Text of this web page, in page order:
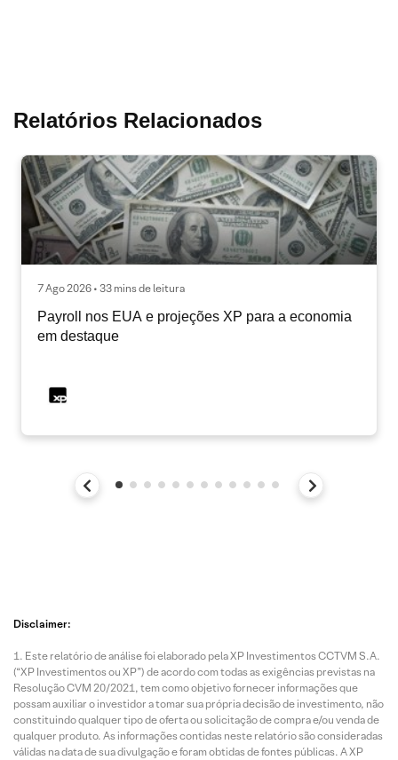
Relatórios Relacionados
7 Ago 2026 • 33 mins de leitura
Payroll nos EUA e projeções XP para a economia
em destaque
Disclaimer:
Este relatório de análise foi elaborado pela XP Investimentos CCTVM S.A.
(“XP Investimentos ou XP”) de acordo com todas as exigências previstas na
Resolução CVM 20/2021, tem como objetivo fornecer informações que
possam auxiliar o investidor a tomar sua própria decisão de investimento, não
constituindo qualquer tipo de oferta ou solicitação de compra e/ou venda de
qualquer produto. As informações contidas neste relatório são consideradas
válidas na data de sua divulgação e foram obtidas de fontes públicas. A XP